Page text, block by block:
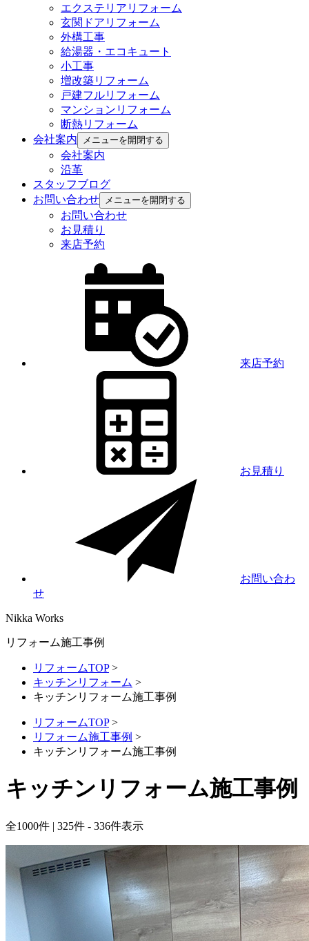
エクステリアリフォーム
玄関ドアリフォーム
外構工事
給湯器・エコキュート
小工事
増改築リフォーム
戸建フルリフォーム
マンションリフォーム
断熱リフォーム
会社案内
メニューを開閉する
会社案内
沿革
スタッフブログ
お問い合わせ
メニューを開閉する
お問い合わせ
お見積り
来店予約
来店予約
お見積り
お問い合わ
せ
Nikka Works
リフォーム施工事例
リフォームTOP>
キッチンリフォーム >
キッチンリフォーム施工事例
リフォームTOP>
リフォーム施工事例 >
キッチンリフォーム施工事例
キッチンリフォーム施工事例
全1000件 | 325件 - 336件表示